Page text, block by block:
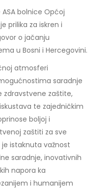
bolnice Općoj
prilika za iskren i
o jačanju
u Bosni i Hercegovini.
atmosferi
saradnje
zdravstvene zaštite,
te zajedničkim
boljoj i
zaštiti za sve
istaknuta važnost
saradnje, inovativnih
napora ka
i humanijem